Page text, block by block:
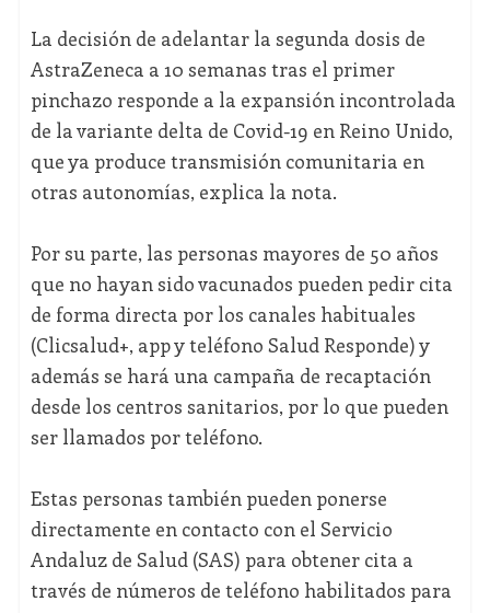
La decisión de adelantar la segunda dosis de
AstraZeneca a 10 semanas tras el primer
pinchazo responde a la expansión incontrolada
de la variante delta de Covid-19 en Reino Unido,
que ya produce transmisión comunitaria en
otras autonomías, explica la nota.
Por su parte, las personas mayores de 50 años
que no hayan sido vacunados pueden pedir cita
de forma directa por los canales habituales
(Clicsalud+, app y teléfono Salud Responde) y
además se hará una campaña de recaptación
desde los centros sanitarios, por lo que pueden
ser llamados por teléfono.
Estas personas también pueden ponerse
directamente en contacto con el Servicio
Andaluz de Salud (SAS) para obtener cita a
través de números de teléfono habilitados para